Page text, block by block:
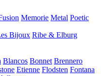
Memorie Metal Poetic
Bijoux Ribe & Elburg
Blancos Bonnet Brennero
Etienne Flodsten Fontana